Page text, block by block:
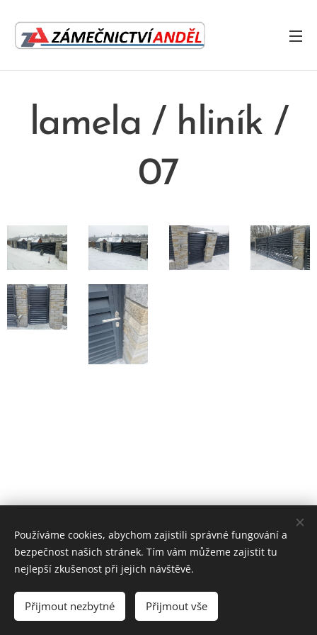
lamela / hliník /
07
© 2025 ZamečnictvíANDĚL Údolní 255 Jemnice 67531
Cookies
Používáme cookies, abychom zajistili správné fungování a
bezpečnost našich stránek. Tím vám můžeme zajistit tu
nejlepší zkušenost při jejich návštěvě.
Přijmout nezbytné Přijmout vše